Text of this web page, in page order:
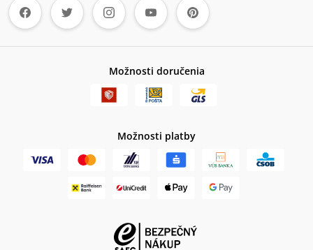
Možnosti doručenia
Možnosti platby